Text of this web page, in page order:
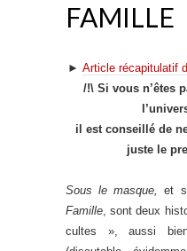
FAMILLE
► Article récapitulatif
/!\ Si vous n’êtes
il est conseillé de
juste le
Sous le masque,et
Famille, sont deux
cultes », aussi